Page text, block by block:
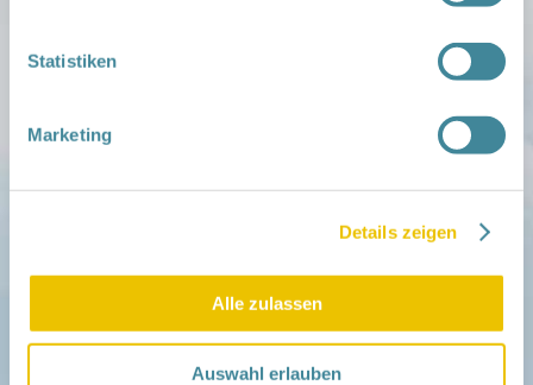
Statistiken
Marketing
Details zeigen
Alle zulassen
Auswahl erlauben
Netzwerk-Nachrichten
Netzwerk
Fördern
Träger und Förderer
Kooperationen
Förderer werden / Spenden